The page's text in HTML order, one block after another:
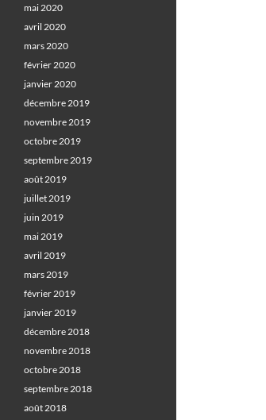
mai 2020
avril 2020
mars 2020
février 2020
janvier 2020
décembre 2019
novembre 2019
octobre 2019
septembre 2019
août 2019
juillet 2019
juin 2019
mai 2019
avril 2019
mars 2019
février 2019
janvier 2019
décembre 2018
novembre 2018
octobre 2018
septembre 2018
août 2018